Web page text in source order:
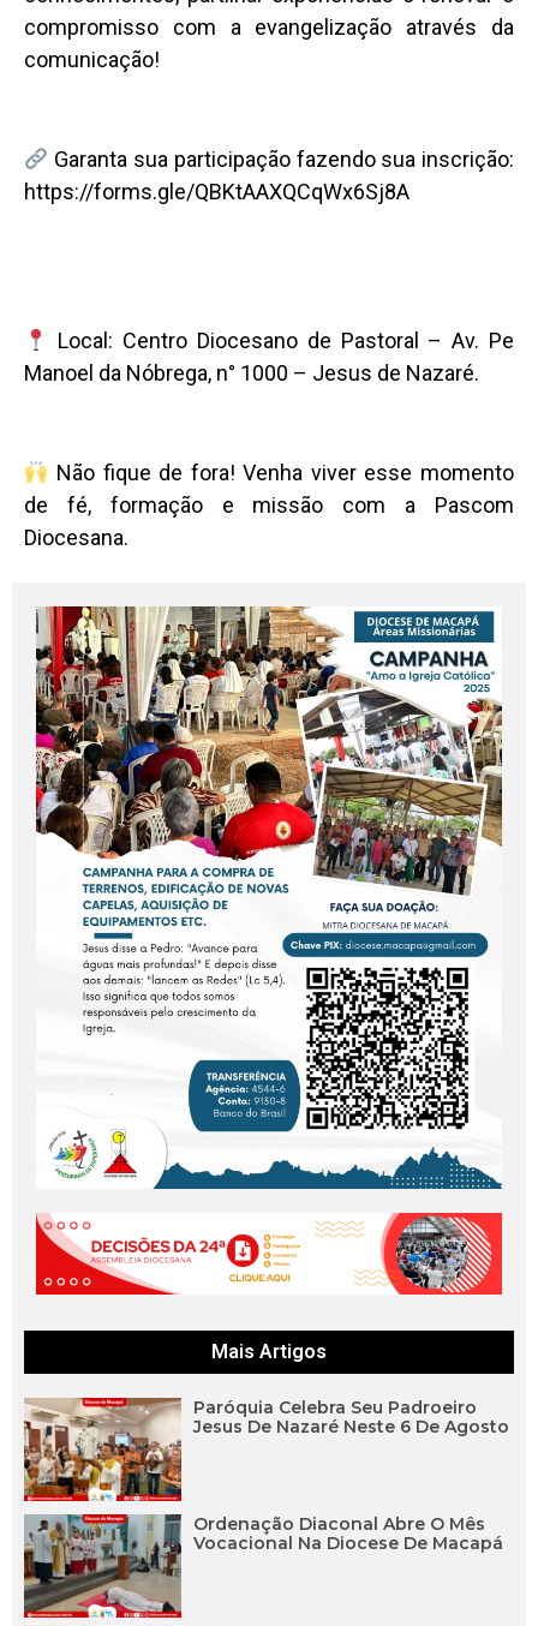
compromisso com a evangelização através da
comunicação!
Garanta sua participação fazendo sua inscrição:
https://forms.gle/QBKtAAXQCqWx6Sj8A
Local: Centro Diocesano de Pastoral – Av. Pe
Manoel da Nóbrega, n° 1000 – Jesus de Nazaré.
Não fique de fora! Venha viver esse momento
de fé, formação e missão com a Pascom
Diocesana.
Mais Artigos
Paróquia Celebra Seu Padroeiro
Jesus De Nazaré Neste 6 De Agosto
Ordenação Diaconal Abre O Mês
Vocacional Na Diocese De Macapá